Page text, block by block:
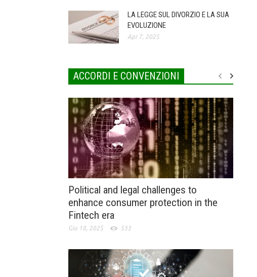
LA LEGGE SUL DIVORZIO E LA SUA
EVOLUZIONE
Apr 7, 2025
ACCORDI E CONVENZIONI
Political and legal challenges to
enhance consumer protection in the
Fintech era
Giu 18, 2025 533